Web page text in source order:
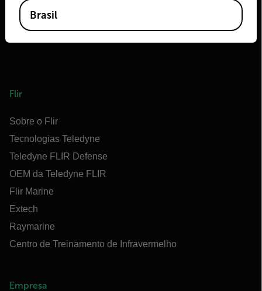
Flir
Sobre o Flir
Tecnologias Teledyne
Teledyne FLIR Defense
OEM da Teledyne FLIR
Flir Marine
Extech
Raymarine
Centro de Treinamento de Infravermelho
Empresa
Brasil